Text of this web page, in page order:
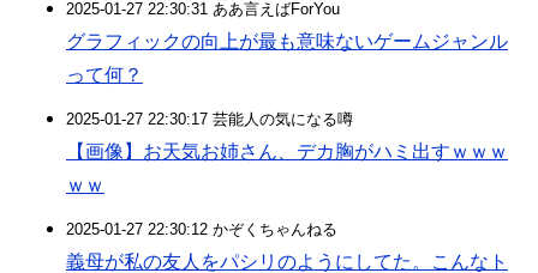
2025-01-27 22:30:31 ああ言えばForYou
グラフィックの向上が最も意味ないゲームジャンル
って何？
2025-01-27 22:30:17 芸能人の気になる噂
【画像】お天気お姉さん、デカ胸がハミ出すｗｗｗ
ｗｗ
2025-01-27 22:30:12 かぞくちゃんねる
義母が私の友人をパシリのようにしてた。こんなト